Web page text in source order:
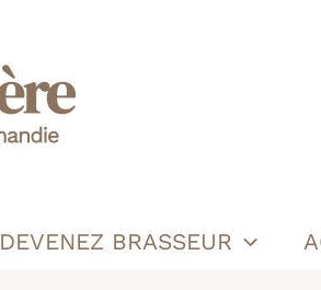
DEVENEZ BRASSEUR